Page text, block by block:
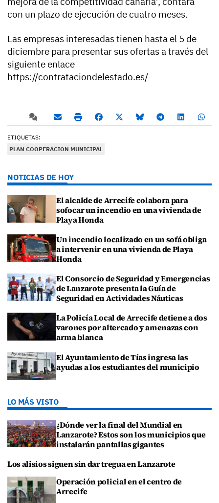
con un plazo de ejecución de cuatro meses.
Las empresas interesadas tienen hasta el 5 de
diciembre para presentar sus ofertas a través del
siguiente enlace
https://contrataciondelestado.es/
ETIQUETAS:
PLAN COOPERACION MUNICIPAL
NOTICIAS DE HOY
El alcalde de Arrecife colabora para
sofocar un incendio en una vivienda de
Playa Honda
Un incendio localizado en un sofá obliga
a intervenir en una vivienda de Playa
Honda
El Consorcio de Seguridad y Emergencias
de Lanzarote presenta la Guía de
Seguridad en Actividades Náuticas
La Policía Local de Arrecife detiene a dos
varones por altercado y amenazas con
arma blanca
El Ayuntamiento de Tías ingresa las
ayudas a los estudiantes del municipio
LO MÁS VISTO
¿Dónde ver la final del Mundial en
Lanzarote? Estos son los municipios que
instalarán pantallas gigantes
Los alisios siguen sin dar tregua en Lanzarote
Operación policial en el centro de
Arrecife